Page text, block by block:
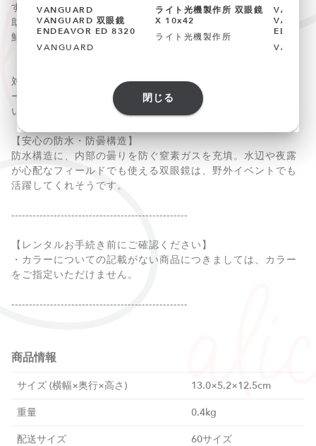
すべてのレンズとプリズムに多層膜コーティングを採用、補
助プリズムには高反射誘導体多層膜コーティングを施して、
鮮明な視界と明るく自然な色調を実現します。
対物レンズと接眼レンズにお手入れしやすい撥水・撥油性コ
ーティングを採用。皮脂や指紋がレンズに付着しにくく、付
いても簡単に拭き取れます。
【安心の防水・防曇構造】
防水構造に、内部の曇りを防ぐ窒素ガスを充填。水辺や夜露
が心配なフィールドでも使える双眼鏡は、野外イベントでも
活躍してくれそうです。
--------------------------------------------------
【レンタルお手続き前にご確認ください】
・カラーについての記載がない商品につきましては、カラー
をご指定いただけません。
--------------------------------------------------
商品情報
サイズ (横幅×奥行×高さ)
13.0×5.2×12.5cm
重量
0.4kg
配送サイズ
60サイズ
VANGUARD
VANGUARD 双眼鏡
ENDEAVOR ED 8320
VANGUARD
ライト光機製作所 双眼鏡
X 10x42
ライト光機製作所
ED
閉じる